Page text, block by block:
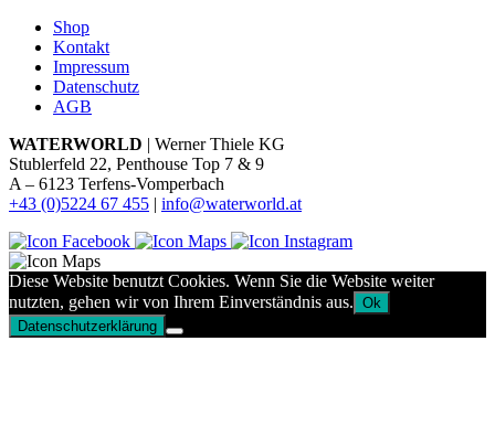
Shop
Kontakt
Impressum
Datenschutz
AGB
WATERWORLD | Werner Thiele KG
Stublerfeld 22, Penthouse Top 7 & 9
A – 6123 Terfens-Vomperbach
+43 (0)5224 67 455 | info@waterworld.at
Diese Website benutzt Cookies. Wenn Sie die Website weiter
nutzten, gehen wir von Ihrem Einverständnis aus. Ok
Datenschutzerklärung